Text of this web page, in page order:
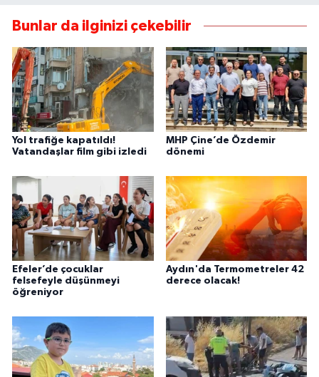
Bunlar da ilginizi çekebilir
Yol trafiğe kapatıldı!
Vatandaşlar film gibi izledi
MHP Çine’de Özdemir
dönemi
Efeler’de çocuklar
felsefeyle düşünmeyi
öğreniyor
Aydın'da Termometreler 42
derece olacak!